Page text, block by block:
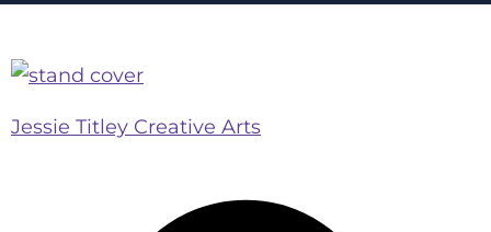
Jessie Titley Creative Arts